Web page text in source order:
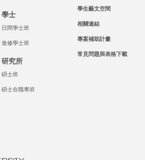
學士
日間學士班
進修學士班
研究所
碩士班
碩士在職專班
學生藝文空間
相關連結
專案補助計畫
常見問題與表格下載